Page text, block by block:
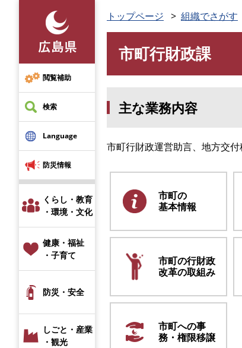
先
頭
で
す
。
閲覧補助
検索
Language
防災情報
くらし・教育
・環境・文化
健康・福祉
・子育て
防災・安全
しごと・産業
・観光
トップページ 組織でさがす
市町行財政課
主な業務内容
市町行財政運営助言、地方交
市町の
基本情報
市町の行財政
改革の取組み
市町への事
務・権限移譲